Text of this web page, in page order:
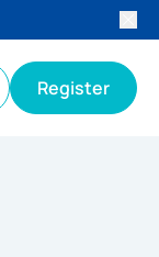
Register